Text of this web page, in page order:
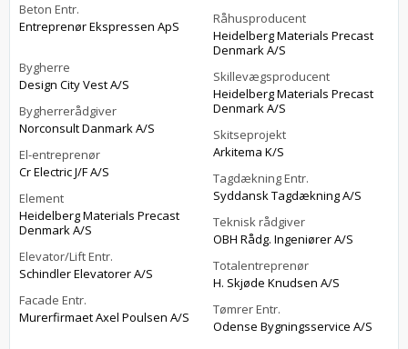
Beton Entr.
Entreprenør Ekspressen ApS
Bygherre
Design City Vest A/S
Bygherrerådgiver
Norconsult Danmark A/S
El-entreprenør
Cr Electric J/F A/S
Element
Heidelberg Materials Precast
Denmark A/S
Elevator/Lift Entr.
Schindler Elevatorer A/S
Facade Entr.
Murerfirmaet Axel Poulsen A/S
Råhusproducent
Heidelberg Materials Precast
Denmark A/S
Skillevægsproducent
Heidelberg Materials Precast
Denmark A/S
Skitseprojekt
Arkitema K/S
Tagdækning Entr.
Syddansk Tagdækning A/S
Teknisk rådgiver
OBH Rådg. Ingeniører A/S
Totalentreprenør
H. Skjøde Knudsen A/S
Tømrer Entr.
Odense Bygningsservice A/S